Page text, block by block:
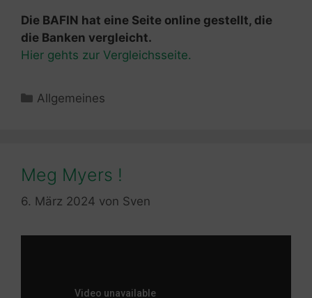
Die BAFIN hat eine Seite online gestellt, die
die Banken vergleicht.
Hier gehts zur Vergleichsseite.
Kategorien
Allgemeines
Meg Myers !
6. März 2024 von Sven